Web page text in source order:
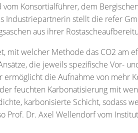
Konsortialführer, dem
Industriepartnerin stellt die refer
aus ihrer
mit welcher Methode das CO2 am
die jeweils spezifische Vor-
ermöglicht die Aufnahme von mehr
feuchten Karbonatisierung mit
karbonisierte Schicht, sodass
Prof. Dr. Axel Wellendorf vom